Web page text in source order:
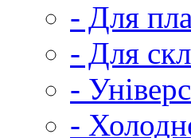
- Для
- Для
-
-